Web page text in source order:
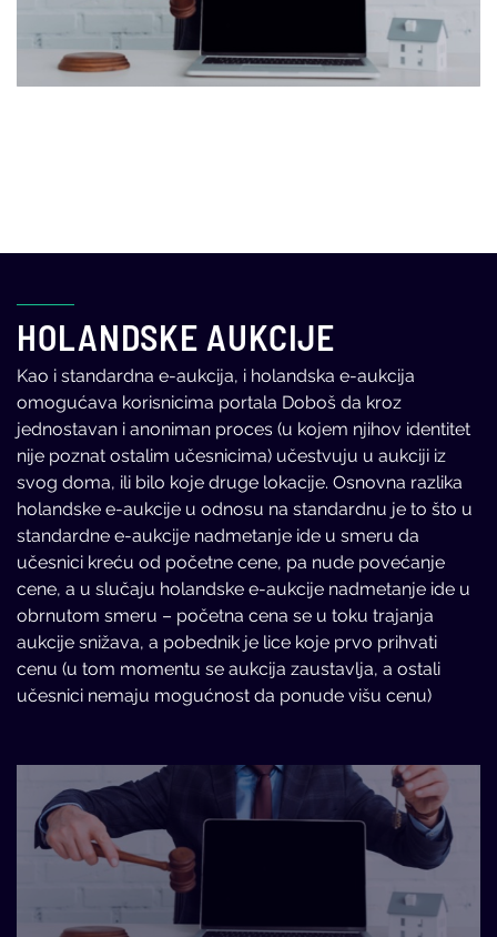
HOLANDSKE AUKCIJE
Kao i standardna e-aukcija, i holandska e-aukcija
omogućava korisnicima portala Doboš da kroz
jednostavan i anoniman proces (u kojem njihov identitet
nije poznat ostalim učesnicima) učestvuju u aukciji iz
svog doma, ili bilo koje druge lokacije. Osnovna razlika
holandske e-aukcije u odnosu na standardnu je to što u
standardne e-aukcije nadmetanje ide u smeru da
učesnici kreću od početne cene, pa nude povećanje
cene, a u slučaju holandske e-aukcije nadmetanje ide u
obrnutom smeru – početna cena se u toku trajanja
aukcije snižava, a pobednik je lice koje prvo prihvati
cenu (u tom momentu se aukcija zaustavlja, a ostali
učesnici nemaju mogućnost da ponude višu cenu)